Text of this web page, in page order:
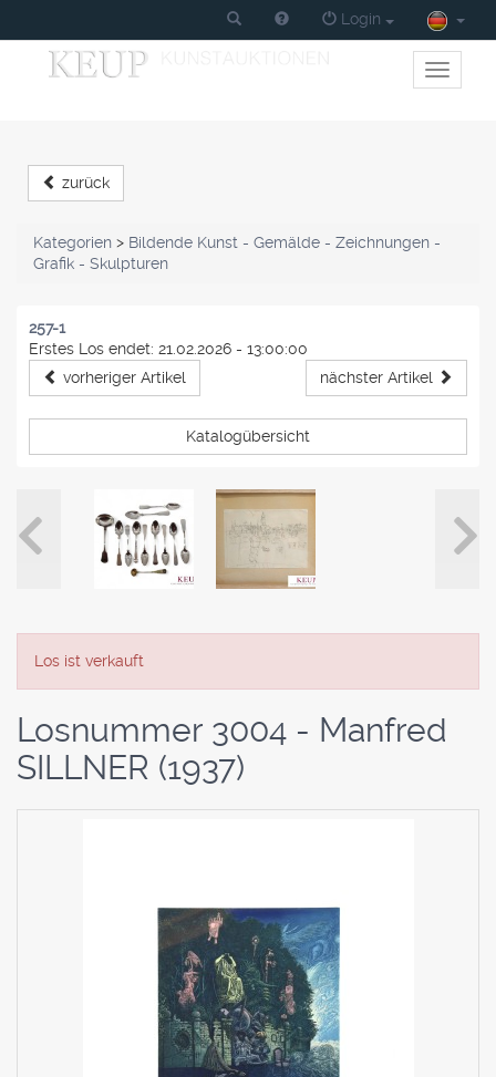
Login
Toggle
primary
zurück
Kategorien > Bildende Kunst - Gemälde - Zeichnungen -
Grafik - Skulpturen
257-1
Erstes Los endet: 21.02.2026 - 13:00:00
vorheriger Artikel
nächster Artikel
Katalogübersicht
Los ist verkauft
Losnummer 3004 - Manfred
SILLNER (1937)